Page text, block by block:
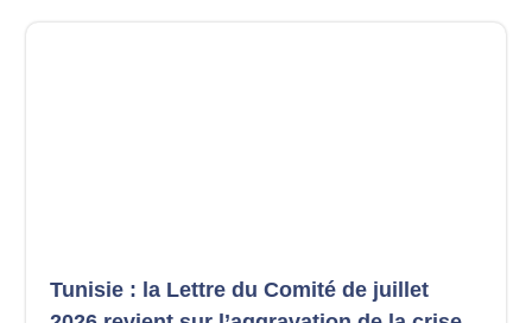
Tunisie : la Lettre du Comité de juillet